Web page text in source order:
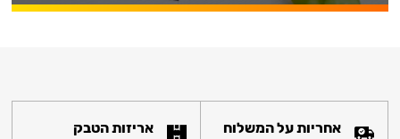
אחריות על המשלוח אריזות הטבק